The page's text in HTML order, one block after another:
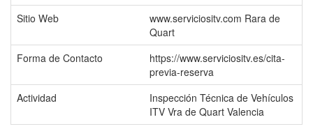
Sitio Web
www.serviciositv.com Rara de
Quart
Forma de Contacto
https://www.serviciositv.es/cita-
previa-reserva
Actividad
Inspección Técnica de Vehículos
ITV Vra de Quart Valencia